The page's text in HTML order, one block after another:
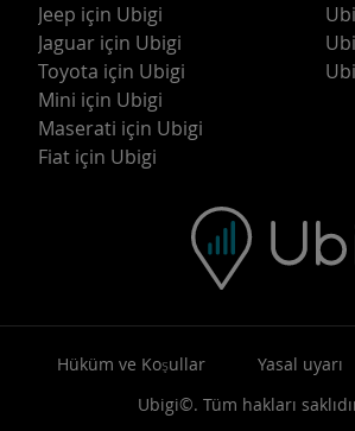
Jeep için Ubigi
Jaguar için Ubigi
Toyota için Ubigi
Mini için Ubigi
Maserati için Ubigi
Fiat için Ubigi
Hüküm ve Koşullar Yasal uyarı
Ubigi©. Tüm hakları